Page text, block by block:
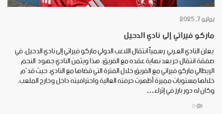
يوليو 7, 2025
ماركو فيراتي إلى نادي الدحيل
يعلن النادي العـربي رسمياً انتقال اللاعب الدولي ماركو فيراتي إلى نادي الدحيل، في
صفقة انتقال حر بعد نهاية عقده مع الفريق. هذا ويثمن النادي جهود النجم
الإيطالي ماركو فيراتي مع الفريق خلال الفترة التي قضاها مع النادي، حيث قدّم
خلالها مستويات مميزة أظهرت حرفته العالية واحترافيته داخل وخارج الملعب،
وكان له دور بارز في إثراء…
0